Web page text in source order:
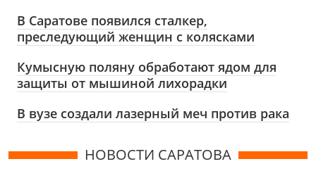
В Саратове появился сталкер,
преследующий женщин с колясками
Кумысную поляну обработают ядом для
защиты от мышиной лихорадки
В вузе создали лазерный меч против рака
НОВОСТИ САРАТОВА